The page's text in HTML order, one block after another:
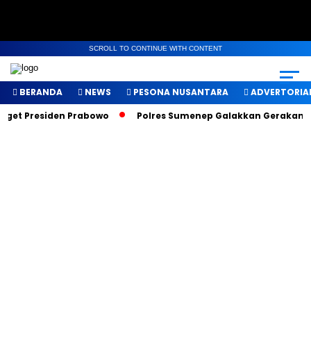
SCROLL TO CONTINUE WITH CONTENT
BERANDA NEWS PESONA NUSANTARA
Presiden Prabowo
Polres Sumenep Galakkan Gerakan